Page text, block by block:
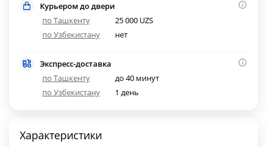
Курьером до двери
по Ташкенту
25 000 UZS
по Узбекистану
нет
Экспресс-доставка
по Ташкенту
до 40 минут
по Узбекистану
1 день
Характеристики